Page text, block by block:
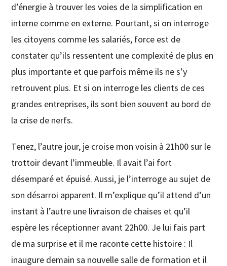
d’énergie à trouver les voies de la simplification en
interne comme en externe. Pourtant, si on interroge
les citoyens comme les salariés, force est de
constater qu’ils ressentent une complexité de plus en
plus importante et que parfois même ils ne s’y
retrouvent plus. Et si on interroge les clients de ces
grandes entreprises, ils sont bien souvent au bord de
la crise de nerfs.
Tenez, l’autre jour, je croise mon voisin à 21h00 sur le
trottoir devant l’immeuble. Il avait l’ai fort
désemparé et épuisé. Aussi, je l’interroge au sujet de
son désarroi apparent. Il m’explique qu’il attend d’un
instant à l’autre une livraison de chaises et qu’il
espère les réceptionner avant 22h00. Je lui fais part
de ma surprise et il me raconte cette histoire : Il
inaugure demain sa nouvelle salle de formation et il